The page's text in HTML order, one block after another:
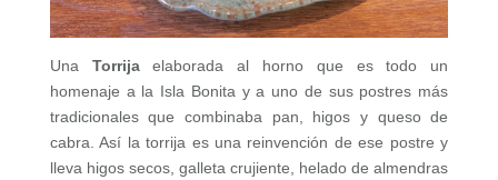
Una Torrijaelaborada al horno que es todo un
homenaje a la Isla Bonita y a uno de sus postres más
tradicionales que combinaba pan, higos y queso de
cabra. Así la torrija es una reinvención de ese postre y
lleva higos secos, galleta crujiente, helado de almendras